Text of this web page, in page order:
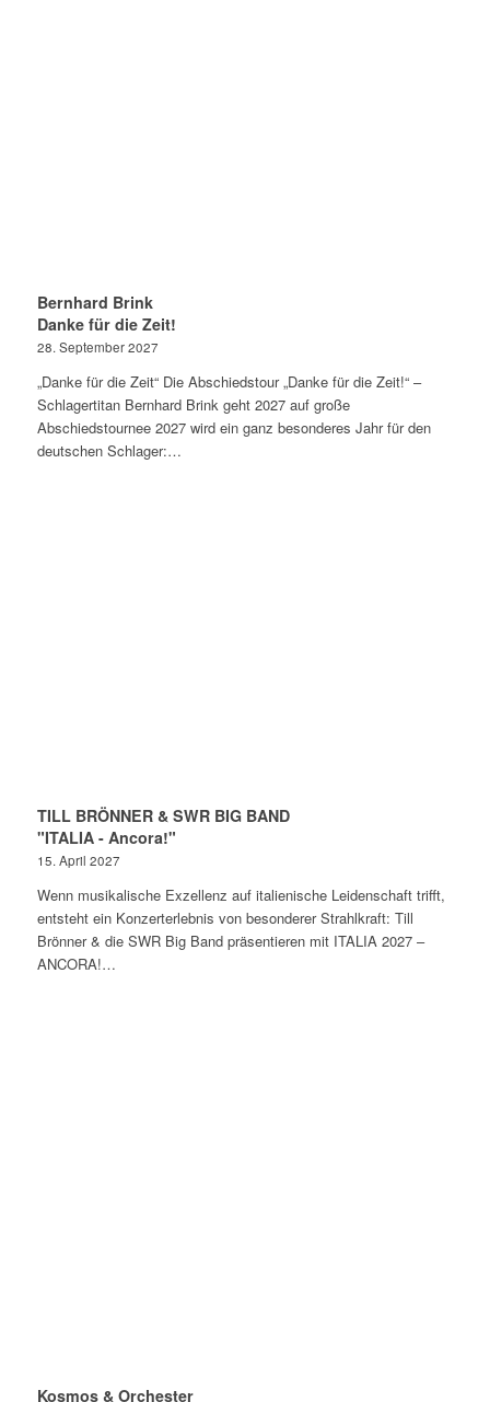
Bernhard Brink
Danke für die Zeit!
28. September 2027
„Danke für die Zeit“ Die Abschiedstour „Danke für die Zeit!“ –
Schlagertitan Bernhard Brink geht 2027 auf große
Abschiedstournee 2027 wird ein ganz besonderes Jahr für den
deutschen Schlager:…
TILL BRÖNNER & SWR BIG BAND
"ITALIA - Ancora!"
15. April 2027
Wenn musikalische Exzellenz auf italienische Leidenschaft trifft,
entsteht ein Konzerterlebnis von besonderer Strahlkraft: Till
Brönner & die SWR Big Band präsentieren mit ITALIA 2027 –
ANCORA!…
Kosmos & Orchester